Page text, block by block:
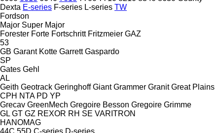
Dexta E-series F-series L-series TW
Fordson
Major Super Major
Forester Forte Fortschritt Fritzmeier GAZ
53
GB Garant Kotte Garrett Gaspardo
SP
Gates Gehl
AL
Geith Geotrack Geringhoff Giant Grammer Granit Great Plains
CPH NTA PD YP
Grecav GreenMech Gregoire Besson Gregoire Grimme
GL GT GZ REXOR RH SE VARITRON
HANOMAG
44C 55D C-series D-series